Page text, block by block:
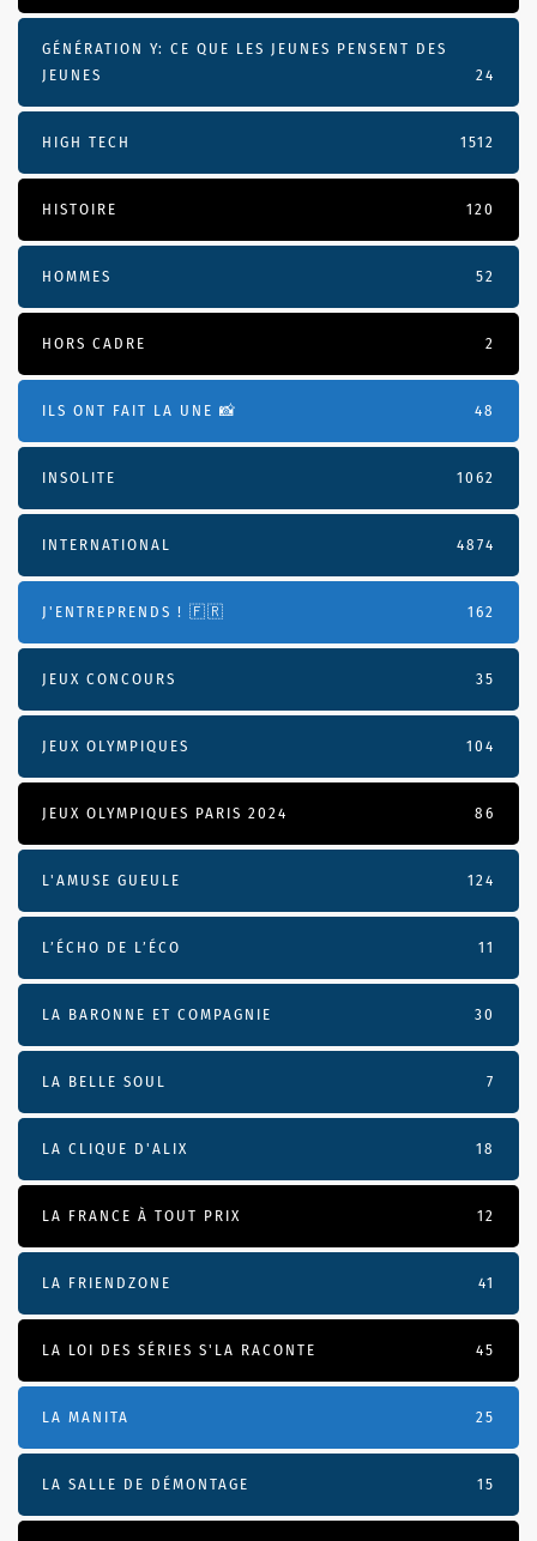
GÉNÉRATION Y: CE QUE LES JEUNES PENSENT DES
JEUNES
24
HIGH TECH 1512
HISTOIRE 120
HOMMES 52
HORS CADRE 2
ILS ONT FAIT LA UNE 📸 48
INSOLITE 1062
INTERNATIONAL 4874
J'ENTREPRENDS ! 🇫🇷 162
JEUX CONCOURS 35
JEUX OLYMPIQUES 104
JEUX OLYMPIQUES PARIS 2024 86
L'AMUSE GUEULE 124
L’ÉCHO DE L’ÉCO 11
LA BARONNE ET COMPAGNIE 30
LA BELLE SOUL 7
LA CLIQUE D'ALIX 18
LA FRANCE À TOUT PRIX 12
LA FRIENDZONE 41
LA LOI DES SÉRIES S'LA RACONTE 45
LA MANITA 25
LA SALLE DE DÉMONTAGE 15